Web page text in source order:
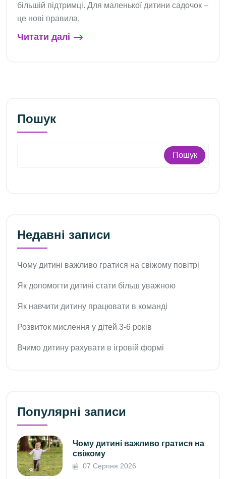
більшій підтримці. Для маленької дитини садочок –
це нові правила,
Читати далі
Пошук
Пошук
Недавні записи
Чому дитині важливо гратися на свіжому повітрі
Як допомогти дитині стати більш уважною
Як навчити дитину працювати в команді
Розвиток мислення у дітей 3-6 років
Вчимо дитину рахувати в ігровій формі
Популярні записи
Чому дитині важливо гратися на
свіжому
07 Серпня 2026